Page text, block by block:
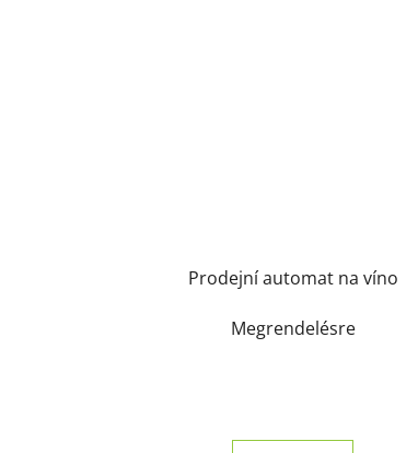
Prodejní automat na víno
Megrendelésre